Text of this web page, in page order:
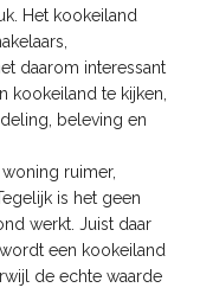
Het kookeiland
daarom interessant
kookeiland te kijken,
beleving en
ruimer,
is het geen
werkt. Juist daar
een kookeiland
de echte waarde